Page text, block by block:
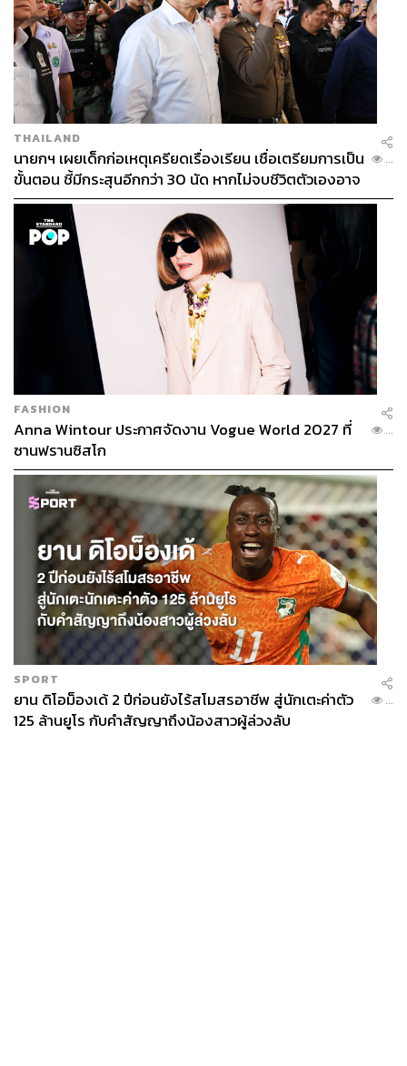
THAILAND
นายกฯ เผยเด็กก่อเหตุเครียดเรื่องเรียน เชื่อเตรียมการเป็น
ขั้นตอน ชี้มีกระสุนอีกกว่า 30 นัด หากไม่จบชีวิตตัวเองอาจ
สูญเสียเพิ่ม
...
FASHION
Anna Wintour ประกาศจัดงาน Vogue World 2027 ที่
ซานฟรานซิสโก
...
SPORT
ยาน ดิโอม็องเด้ 2 ปีก่อนยังไร้สโมสรอาชีพ สู่นักเตะค่าตัว
125 ล้านยูโร กับคำสัญญาถึงน้องสาวผู้ล่วงลับ
...